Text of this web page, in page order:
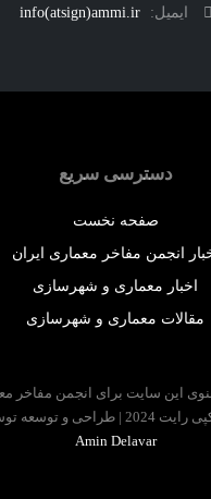
info(atsign)ammi.ir
دسترسی سریع
صفحه نخست
مفاخر معماری ایران
معماری و شهرسازی
معماری و شهرسازی
برای انجمن مفاخر معماری
Amin Delavar